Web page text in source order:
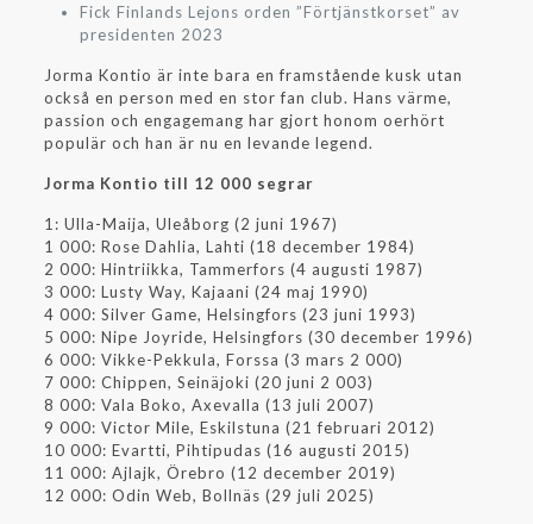
Fick Finlands Lejons orden ”Förtjänstkorset” av
presidenten 2023
Jorma Kontio är inte bara en framstående kusk utan
också en person med en stor fan club. Hans värme,
passion och engagemang har gjort honom oerhört
populär och han är nu en levande legend.
Jorma Kontio till 12 000 segrar
1: Ulla-Maija, Uleåborg (2 juni 1967)
1 000: Rose Dahlia, Lahti (18 december 1984)
2 000: Hintriikka, Tammerfors (4 augusti 1987)
3 000: Lusty Way, Kajaani (24 maj 1990)
4 000: Silver Game, Helsingfors (23 juni 1993)
5 000: Nipe Joyride, Helsingfors (30 december 1996)
6 000: Vikke-Pekkula, Forssa (3 mars 2 000)
7 000: Chippen, Seinäjoki (20 juni 2 003)
8 000: Vala Boko, Axevalla (13 juli 2007)
9 000: Victor Mile, Eskilstuna (21 februari 2012)
10 000: Evartti, Pihtipudas (16 augusti 2015)
11 000: Ajlajk, Örebro (12 december 2019)
12 000: Odin Web, Bollnäs (29 juli 2025)